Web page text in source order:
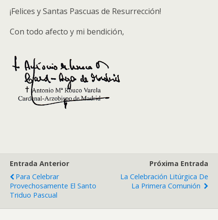
¡Felices y Santas Pascuas de Resurrección!
Con todo afecto y mi bendición,
Entrada Anterior
Para Celebrar
Provechosamente El Santo
Triduo Pascual
Próxima Entrada
La Celebración Litúrgica De
La Primera Comunión